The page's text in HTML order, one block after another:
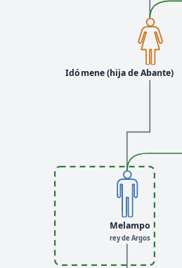
Idómene (hija de Abante)
Melampo
rey de Argos